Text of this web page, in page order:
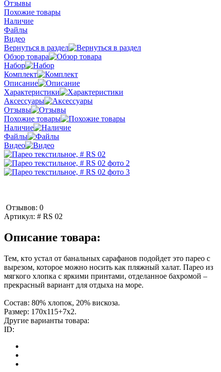
Отзывы
Похожие товары
Наличие
Файлы
Видео
Вернуться в раздел
Обзор товара
Набор
Комплект
Описание
Характеристики
Аксессуары
Отзывы
Похожие товары
Наличие
Файлы
Видео
Отзывов: 0
Артикул: # RS 02
Описание товара:
Тем, кто устал от банальных сарафанов подойдет это парео с
вырезом, которое можно носить как пляжный халат. Парео из
мягкого хлопка с яркими принтами, отделанное бахромой –
прекрасный вариант для отдыха на море.
Состав: 80% хлопок, 20% вискоза.
Размер: 170х115+7х2.
Другие варианты товара:
ID: